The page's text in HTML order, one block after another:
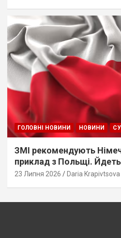
ГОЛОВНІ НОВИНИ НОВИНИ
ЗМІ рекомендують
приклад з Польщі.
до українців
23 Липня 2026 Daria Krapivtsova